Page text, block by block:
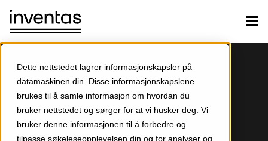
Dette nettstedet lagrer informasjonskapsler på
datamaskinen din. Disse informasjonskapslene
brukes til å samle informasjon om hvordan du
bruker nettstedet og sørger for at vi husker deg. Vi
bruker denne informasjonen til å forbedre og
tilpasse søkeleseopplevelsen din og for analyser og